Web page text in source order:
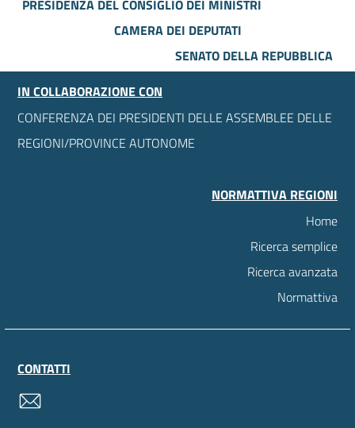
PRESIDENZA DEL CONSIGLIO DEI MINISTRI
CAMERA DEI DEPUTATI
SENATO DELLA REPUBBLICA
IN COLLABORAZIONE CON
CONFERENZA DEI PRESIDENTI DELLE ASSEMBLEE DELLE
REGIONI/PROVINCE AUTONOME
NORMATTIVA REGIONI
Home
Ricerca semplice
Ricerca avanzata
Normattiva
CONTATTI